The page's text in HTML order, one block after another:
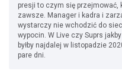
presji to czym się
zawsze. Manager i kadra i
wystarczy nie wchodzić do
wypocin. W Live czy Suprs
byłby najdalej w listopadzie
pare dni.